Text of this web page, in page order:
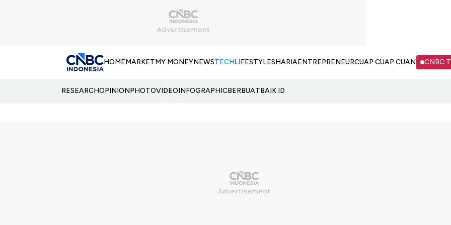
HOMEMARKETMY MONEYNEWSTECHLIFESTYLESHARIAENTREPRENEURCUAP CUAP CUAN CNBC
RESEARCHOPINIONPHOTOVIDEOINFOGRAPHICBERBUATBAIK.ID